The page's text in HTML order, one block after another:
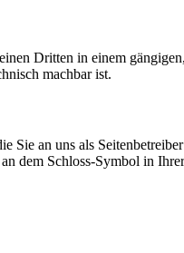
Dritten in einem
machbar ist.
Sie an uns als
dem Schloss-Symbol in